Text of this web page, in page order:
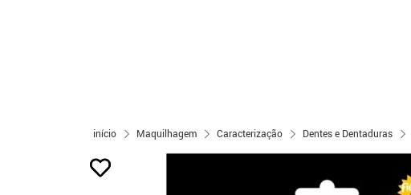
início Maquilhagem Caracterização Dentes e Dentaduras